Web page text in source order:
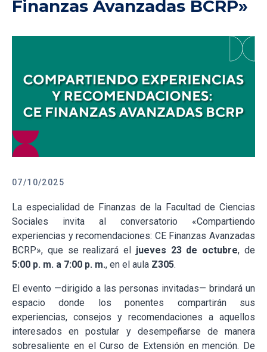
Finanzas Avanzadas BCRP»
07/10/2025
La especialidad de Finanzas de la Facultad de Ciencias
Sociales invita al conversatorio «Compartiendo
experiencias y recomendaciones: CE Finanzas Avanzadas
BCRP», que se realizará el jueves 23 de octubre, de
5:00 p. m. a 7:00 p. m., en el aula Z305.
El evento —dirigido a las personas invitadas— brindará un
espacio donde los ponentes compartirán sus
experiencias, consejos y recomendaciones a aquellos
interesados en postular y desempeñarse de manera
sobresaliente en el Curso de Extensión en mención. De